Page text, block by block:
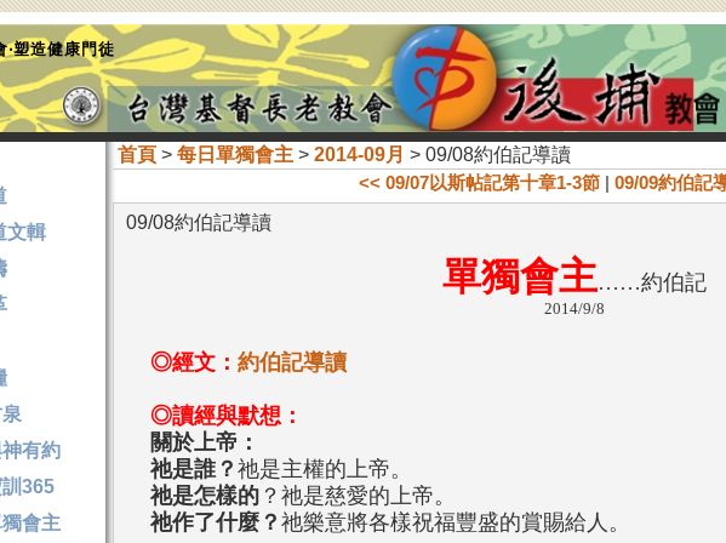
‧塑造健康門徒
首頁> 每日單獨會主> 2014-09月 > 09/08約伯記導讀
<< 09/07以斯帖記第十章1-3節 | 09/09約伯記
09/08約伯記導讀
單獨會主……約伯記
2014/9/8
◎經文： 約伯記導讀
◎讀經與默想：
關於上帝：
祂是誰？ 祂是主權的上帝。
祂是怎樣的？祂是慈愛的上帝。
祂作了什麼？ 祂樂意將各樣祝福豐盛的賞賜給人。
文輯
有約
365
會主